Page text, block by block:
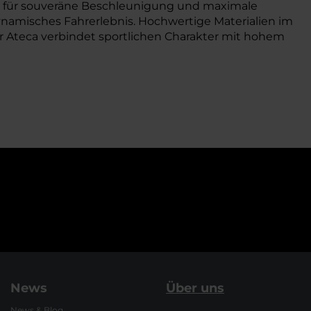
souveräne Beschleunigung und maximale
Fahrerlebnis. Hochwertige Materialien im
verbindet sportlichen Charakter mit hohem
News Über uns